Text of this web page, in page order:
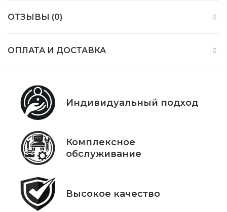
ОТЗЫВЫ (0)
ОПЛАТА И ДОСТАВКА
Индивидуальный подход
Комплексное
обслуживание
Высокое качество